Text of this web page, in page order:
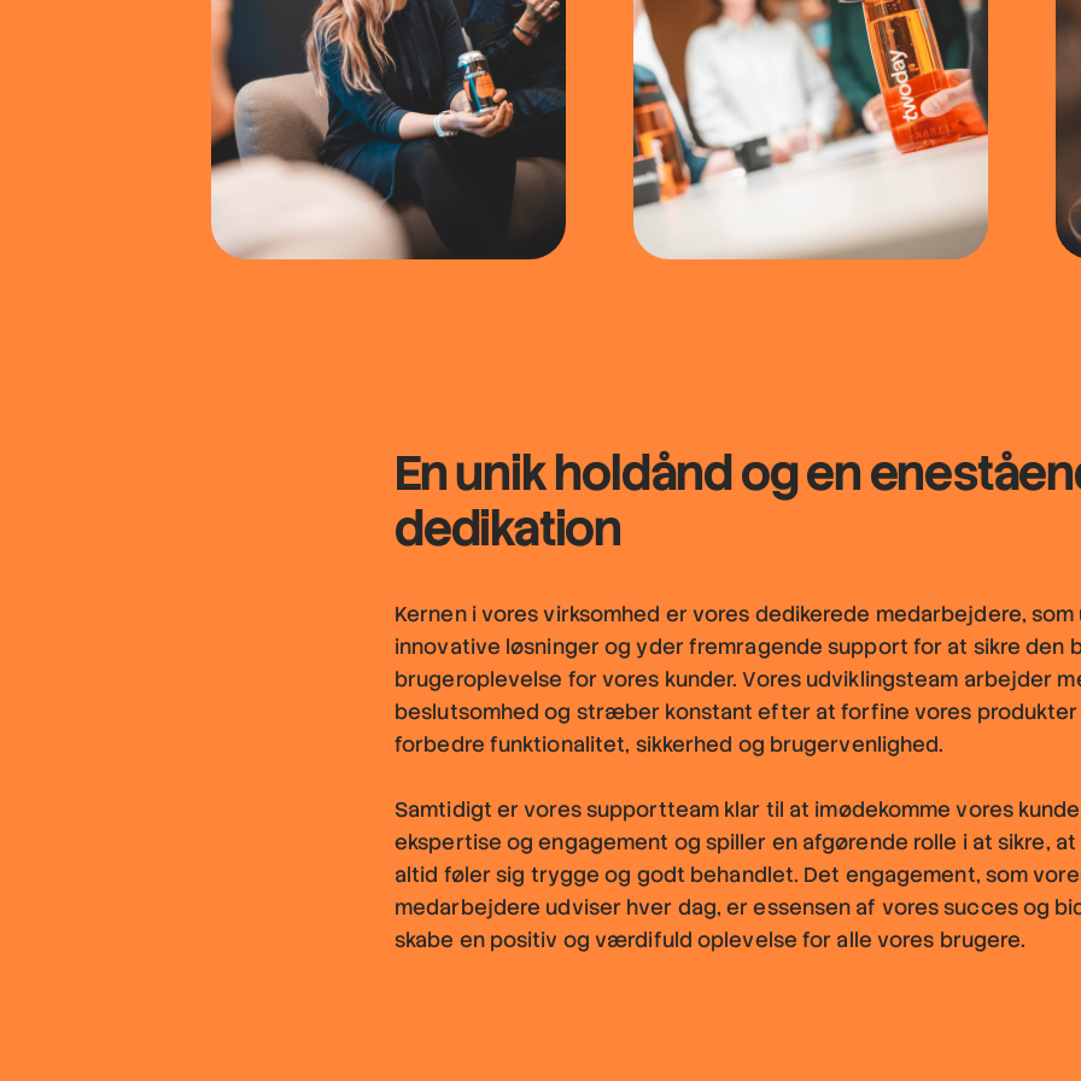
En unikholdåndog en
dedikation
Kernen i vores virksomhed er vores dedikerede medarbejdere,
innovative løsninger og yder fremragende support for at sikre den
brugeroplevelse for vores kunder. Vores udviklingsteam arbejder
beslutsomhed og stræber konstant efter at forfine vores
forbedre funktionalitet, sikkerhed og brugervenlighed.
Samtidigt er vores supportteam klar til at imødekomme vores
ekspertise og engagement og spiller en afgørende rolle i at sikre,
altid føler sig trygge og godt behandlet. Det engagement, som
medarbejdere udviser hver dag, er essensen af vores succes og
skabe en positiv og værdifuld oplevelse for alle vores brugere.